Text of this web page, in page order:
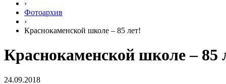
›
Фотоархив
›
Краснокаменской школе – 85 лет!
Краснокаменской школе – 85
24.09.2018